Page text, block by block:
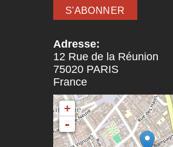
Adresse:
12 Rue de la Réunion
75020 PARIS
France
+
-